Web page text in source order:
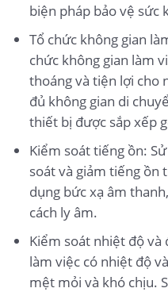
biện pháp bảo vệ sức
Tổ chức không gian
chức không gian làm
thoáng và tiện lợi cho
đủ không gian di
thiết bị được sắp xếp
Kiểm soát tiếng ồn:
soát và giảm tiếng ồn
dụng bức xạ âm
cách ly âm.
Kiểm soát nhiệt độ
làm việc có nhiệt độ
mệt mỏi và khó chịu.